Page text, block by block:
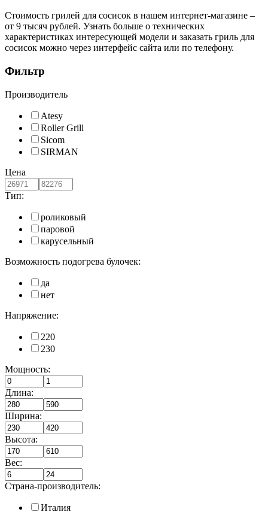
Стоимость грилей для сосисок в нашем интернет-магазине –
от 9 тысяч рублей. Узнать больше о технических
характеристиках интересующей модели и заказать гриль для
сосисок можно через интерфейс сайта или по телефону.
Фильтр
Производитель
Atesy
Roller Grill
Sicom
SIRMAN
Цена
Тип:
роликовый
паровой
карусельный
Возможность подогрева булочек:
да
нет
Напряжение:
220
230
Мощность:
Длина:
Ширина:
Высота:
Вес:
Страна-производитель:
Италия